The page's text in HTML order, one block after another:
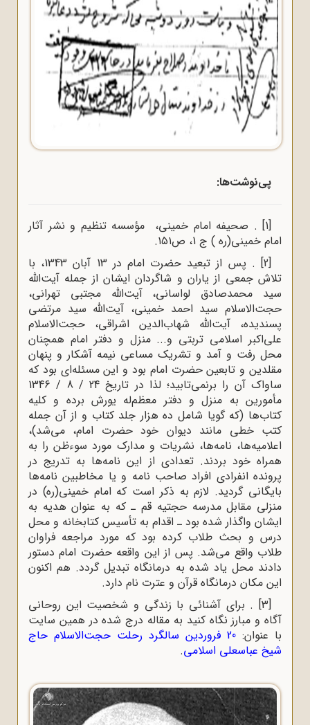
پی‌نوشت‌ها:
[1]
. صحیفه امام خمینی، مؤسسه تنظیم و نشر آثار
امام خمینی(ره ) ج 1، ص
۱۵۱.
[2]
.
پس از تبعید حضرت امام در 13 آبان 1343، با
تلاش جمعی از یاران و شاگردان ایشان از جمله آیت‌الله
سید محمدصادق لواسانی، آیت‌الله مجتبی تهرانی،
حجت‌الاسلام سید احمد خمینی، آیت‌الله سید مرتضی
پسندیده، آیت‌الله شهاب‌الدین اشراقی، حجت‌الاسلام
علی‌اکبر اسلامی تربتی و... منزل و دفتر امام همچنان
محل رفت و آمد و تشریک مساعی نیمه آشکار و پنهان
مقلدین و تابعین حضرت امام بود و این مسئله‌ای بود که
ساواک آن را برنمی‌تابید؛ لذا در تاریخ 24 / 8 / 1346
مأمورین به منزل و دفتر معظم‌له یورش برده و کلیه
کتاب‌ها (که گویا شامل ده هزار جلد کتاب و از آن جمله
کتب خطی مانند دیوان خود حضرت امام، می‌شد)،
اعلامیه‌ها، نامه‌ها، نشریات و مدارک مورد سوءظن را به
همراه خود بردند. تعدادی از این نامه‌ها به تدریج در
پرونده انفرادی افراد صاحب نامه و یا مخاطبین نامه‌ها
بایگانی گردید. لازم به ذکر است که امام خمینى(ره) در
منزلى مقابل مدرسه حجتیه قم ـ که به عنوان هدیه به
ایشان واگذار شده بود ـ اقدام به تأسیس کتابخانه و محل
درس و بحث طلاب کرده بود که مورد مراجعه فراوان
طلاب واقع مى‌شد. پس از این واقعه حضرت امام دستور
دادند محل یاد شده به درمانگاه تبدیل گردد. هم اکنون
این مکان درمانگاه قرآن و عترت نام دارد.
[3]
. برای آشنائی با زندگی و شخصیت این روحانی
آگاه و مبارز نگاه کنید به مقاله درج شده در همین سایت
با عنوان:
20 فروردین سالگرد رحلت حجت‌الاسلام حاج
شیخ عباسعلی اسلامی.